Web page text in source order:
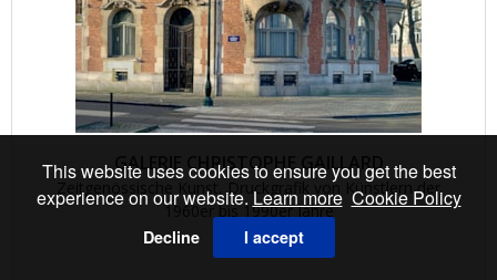
This website uses cookies to ensure you get the best
experience on our website. Learn more Cookie Policy
Decline I accept
GALERIE CHRISTOPHE GAILLARD
Zeitgenössische Kunst, Druckgrafik von Künstlern der
1960er bis 1990er Jahre